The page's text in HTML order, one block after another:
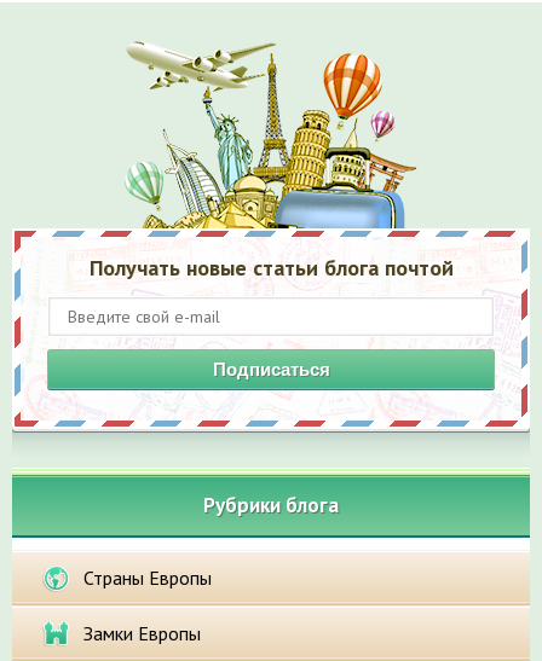
Получать новые статьи блога почтой
Подписаться
Рубрики блога
Страны Европы
Замки Европы